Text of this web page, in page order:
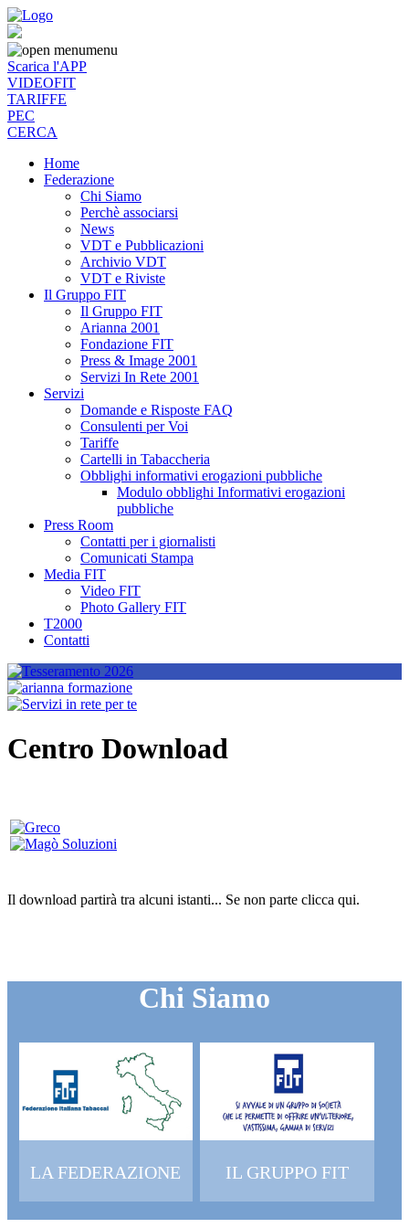
menu
Scarica l'APP
VIDEOFIT
TARIFFE
PEC
CERCA
Home
Federazione
Chi Siamo
Perchè associarsi
News
VDT e Pubblicazioni
Archivio VDT
VDT e Riviste
Il Gruppo FIT
Il Gruppo FIT
Arianna 2001
Fondazione FIT
Press & Image 2001
Servizi In Rete 2001
Servizi
Domande e Risposte FAQ
Consulenti per Voi
Tariffe
Cartelli in Tabaccheria
Obblighi informativi erogazioni pubbliche
Modulo obblighi Informativi erogazioni
pubbliche
Press Room
Contatti per i giornalisti
Comunicati Stampa
Media FIT
Video FIT
Photo Gallery FIT
T2000
Contatti
Centro Download
Il download partirà tra alcuni istanti... Se non parte clicca qui.
Chi Siamo
LA FEDERAZIONE IL GRUPPO FIT